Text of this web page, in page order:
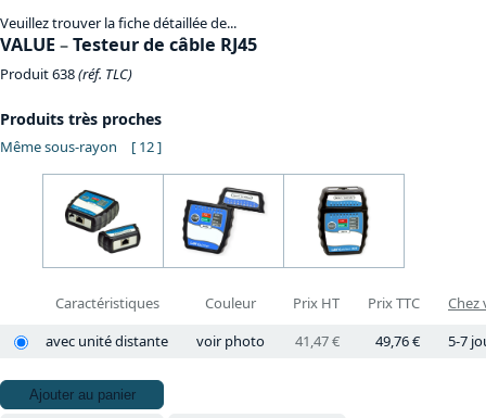
Veuillez trouver la fiche détaillée de...
VALUE–Testeur de câble RJ45
Produit 638(réf. TLC)
Produits très proches
Même sous-rayon [ 12 ]
Caractéristiques Couleur Prix HT Prix TTC
Chez
avec unité distante
voir photo 41,47 € 49,76 € 5-7
Ajouter au panier